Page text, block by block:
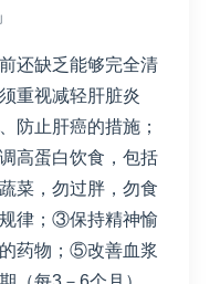
还缺乏能够完全清
重视减轻肝脏炎
防止肝癌的措施；
高蛋白饮食，包括
菜，勿过胖，勿食
律；③保持精神愉
药物；⑤改善血浆